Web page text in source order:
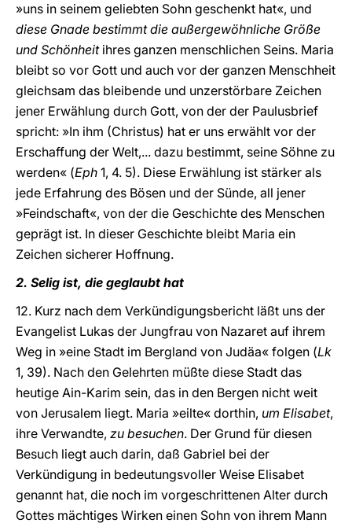
»uns in seinem geliebten Sohn geschenkt hat«, und
diese Gnade bestimmt die außergewöhnliche Größe
und Schönheitihres ganzen menschlichen Seins. Maria
bleibt so vor Gott und auch vor der ganzen Menschheit
gleichsam das bleibende und unzerstörbare Zeichen
jener Erwählung durch Gott, von der der Paulusbrief
spricht: »In ihm (Christus) hat er uns erwählt vor der
Erschaffung der Welt,... dazu bestimmt, seine Söhne zu
werden« (Eph 1, 4. 5). Diese Erwählung ist stärker als
jede Erfahrung des Bösen und der Sünde, all jener
»Feindschaft«, von der die Geschichte des Menschen
geprägt ist. In dieser Geschichte bleibt Maria ein
Zeichen sicherer Hoffnung.
2. Selig ist, die geglaubt hat
12. Kurz nach dem Verkündigungsbericht läßt uns der
Evangelist Lukas der Jungfrau von Nazaret auf ihrem
Weg in »eine Stadt im Bergland von Judäa« folgen (Lk
1, 39). Nach den Gelehrten müßte diese Stadt das
heutige Ain-Karim sein, das in den Bergen nicht weit
von Jerusalem liegt. Maria »eilte« dorthin, um Elisabet,
ihre Verwandte, zu besuchen. Der Grund für diesen
Besuch liegt auch darin, daß Gabriel bei der
Verkündigung in bedeutungsvoller Weise Elisabet
genannt hat, die noch im vorgeschrittenen Alter durch
Gottes mächtiges Wirken einen Sohn von ihrem Mann